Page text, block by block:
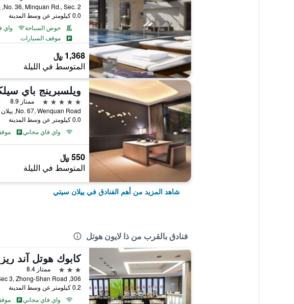
No. 36, Minquan Rd., Sec. 2, ييلان سيتي, تايوان
0.0 كيلومتر عن وسط المدينة
حوض السباحة
واي
موقف السيارات
1,368 ﷼
المتوسط في الليلة
5 نجوم
ممتاز 8.9
No. 67, Wenquan Road, ييلان سيتي, تايوان
0.0 كيلومتر عن وسط المدينة
واي فاي مجاني
550 ﷼
المتوسط في الليلة
شاهد المزيد من أهم الفنادق في ييلان سيتي
فنادق بالقرب من ذا لايون هوتل
كابوك هوتل آند
3 نجوم
ممتاز 8.4
306, Sec 3, Zhong-Shan Road, ييلان سيتي, تايوان
0.2 كيلومتر عن وسط المدينة
واي فاي مجاني